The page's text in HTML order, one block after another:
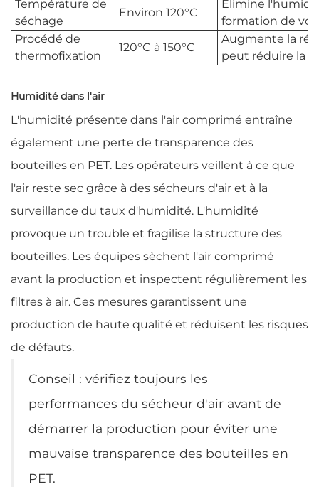
Température de
séchage
Environ 120°C
Élimine
formation de
Procédé de
thermofixation
120°C à 150°C
Augmente la
peut réduire la
Humidité dans l'air
L'humidité présente dans l'air comprimé entraîne
également une perte de transparence des
bouteilles en PET. Les opérateurs veillent à ce que
l'air reste sec grâce à des sécheurs d'air et à la
surveillance du taux d'humidité. L'humidité
provoque un trouble et fragilise la structure des
bouteilles. Les équipes sèchent l'air comprimé
avant la production et inspectent régulièrement les
filtres à air. Ces mesures garantissent une
production de haute qualité et réduisent les risques
de défauts.
Conseil : vérifiez toujours les
performances du sécheur d'air avant de
démarrer la production pour éviter une
mauvaise transparence des bouteilles en
PET.